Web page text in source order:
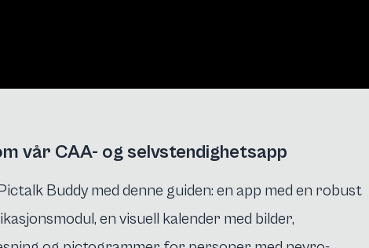
vår CAA- og selvstendighetsapp
Buddy med denne guiden: en app med en robust
en visuell kalender med bilder,